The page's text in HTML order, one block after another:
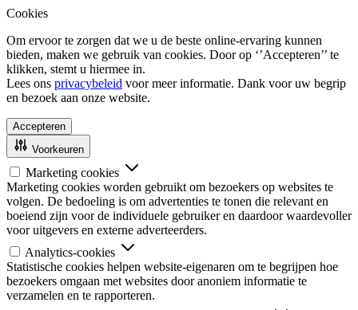
Cookies
Om ervoor te zorgen dat we u de beste online-ervaring kunnen
bieden, maken we gebruik van cookies. Door op ‘’Accepteren’’ te
klikken, stemt u hiermee in.
Lees ons privacybeleid voor meer informatie. Dank voor uw begrip
en bezoek aan onze website.
Accepteren
Voorkeuren
Marketing cookies
Marketing cookies worden gebruikt om bezoekers op websites te
volgen. De bedoeling is om advertenties te tonen die relevant en
boeiend zijn voor de individuele gebruiker en daardoor waardevoller
voor uitgevers en externe adverteerders.
Analytics-cookies
Statistische cookies helpen website-eigenaren om te begrijpen hoe
bezoekers omgaan met websites door anoniem informatie te
verzamelen en te rapporteren.